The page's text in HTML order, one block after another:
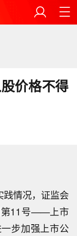
价格不得
情况，证监会
第11号——上市
步加强上市公